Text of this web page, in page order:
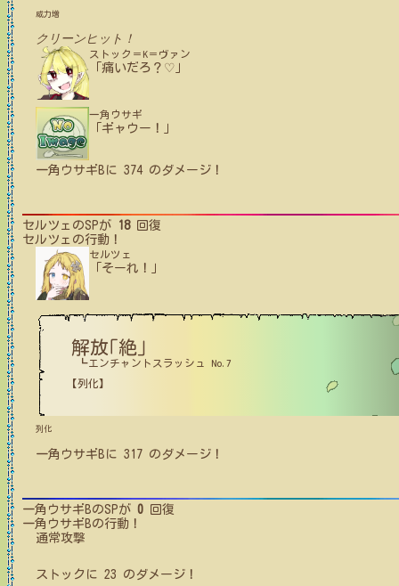
威力増
クリーンヒット！
ストック＝K＝ヴァン
「痛いだろ？♡」
一角ウサギ
「ギャウー！」
一角ウサギB に 374のダメージ！
セルツェ のSPが 18回復
セルツェ の行動！
セルツェ
「そーれ！」
解放｢絶｣
┗エンチャントスラッシュ No.7
【列化】
列化
一角ウサギB に 317 のダメージ！
一角ウサギBのSPが 0 回復
一角ウサギBの行動！
通常攻撃
ストック に 23 のダメージ！